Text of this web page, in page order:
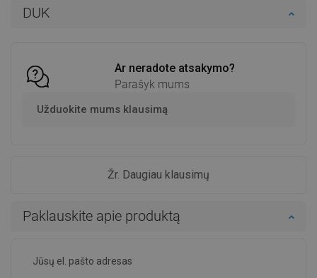
DUK
Ar neradote atsakymo?
Parašyk mums
Užduokite mums klausimą
Žr. Daugiau klausimų
Paklauskite apie produktą